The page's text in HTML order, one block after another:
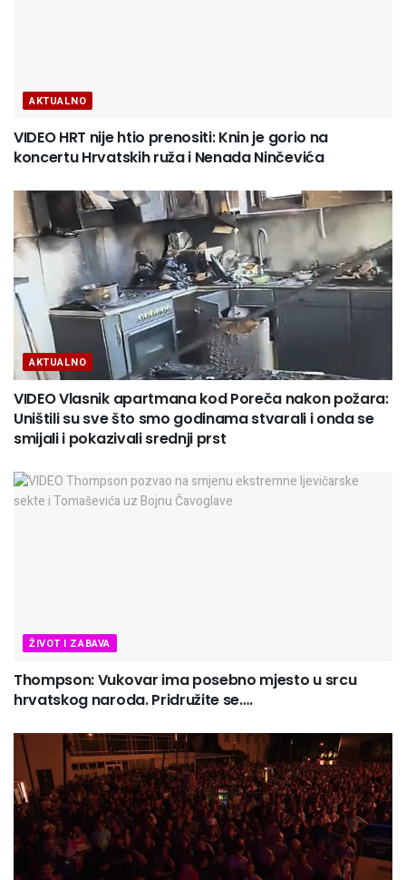
AKTUALNO
VIDEO HRT nije htio prenositi: Knin je gorio na
koncertu Hrvatskih ruža i Nenada Ninčevića
AKTUALNO
VIDEO Vlasnik apartmana kod Poreča nakon požara:
Uništili su sve što smo godinama stvarali i onda se
smijali i pokazivali srednji prst
ŽIVOT I ZABAVA
Thompson: Vukovar ima posebno mjesto u srcu
hrvatskog naroda. Pridružite se….